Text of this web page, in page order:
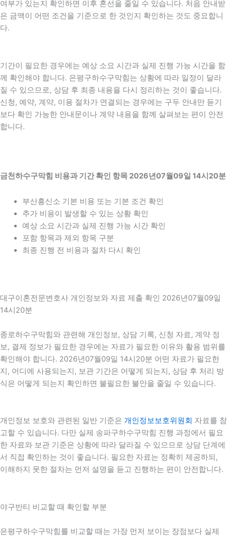
여부가 있는지 확인하면 이후 혼선을 줄일 수 있습니다. 처음 안내받
은 금액이 어떤 조건을 기준으로 한 것인지 확인하는 것도 중요합니
다.
기간이 필요한 경우에는 예상 소요 시간과 실제 진행 가능 시간을 함
께 확인해야 합니다. 은평구하수구막힘는 상황에 따라 일정이 달라
질 수 있으므로, 상담 후 최종 내용을 다시 정리하는 것이 좋습니다.
신청, 예약, 계약, 이용 절차가 연결되는 경우에는 구두 안내만 듣기
보다 확인 가능한 안내문이나 계약 내용을 함께 살펴보는 편이 안전
합니다.
금천하수구막힘 비용과 기간 확인 항목 2026년07월09일 14시20분
부산흥신소 기본 비용 또는 기본 조건 확인
추가 비용이 발생할 수 있는 상황 확인
예상 소요 시간과 실제 진행 가능 시간 확인
포함 항목과 제외 항목 구분
최종 진행 전 비용과 절차 다시 확인
대구이혼전문변호사 개인정보와 자료 제출 확인 2026년07월09일
14시20분
종로하수구막힘와 관련해 개인정보, 상담 기록, 신청 자료, 계약 정
보, 결제 정보가 필요한 경우에는 자료가 필요한 이유와 활용 범위를
확인해야 합니다. 2026년07월09일 14시20분 어떤 자료가 필요한
지, 어디에 사용되는지, 보관 기간은 어떻게 되는지, 상담 후 처리 방
식은 어떻게 되는지 확인하면 불필요한 불안을 줄일 수 있습니다.
개인정보 보호와 관련된 일반 기준은 개인정보보호위원회 자료를 참
고할 수 있습니다. 다만 실제 송파구하수구막힘 진행 과정에서 필요
한 자료와 보관 기준은 상황에 따라 달라질 수 있으므로 상담 단계에
서 직접 확인하는 것이 좋습니다. 필요한 자료는 정확히 제공하되,
이해하지 못한 절차는 먼저 설명을 듣고 진행하는 편이 안전합니다.
야구반티 비교할 때 확인할 부분
은평구하수구막힘를 비교할 때는 가장 먼저 보이는 장점보다 실제